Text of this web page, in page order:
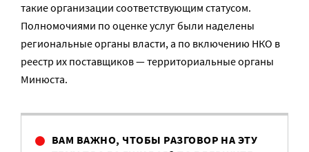
такие организации соответствующим статусом.
Полномочиями по оценке услуг были наделены
региональные органы власти, а по включению НКО в
реестр их поставщиков — территориальные органы
Минюста.
ВАМ ВАЖНО, ЧТОБЫ РАЗГОВОР НА ЭТУ